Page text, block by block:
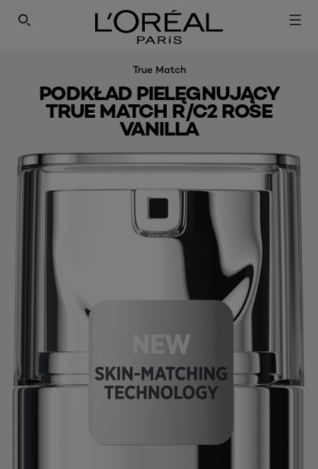
SEARCH THIS SITE
True Match
PODKŁAD PIELĘGNUJĄCY
TRUE MATCH R/C2 ROSE
VANILLA